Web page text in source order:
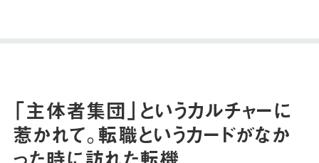
「主体者集団」というカルチャーに
惹かれて。転職というカードがなか